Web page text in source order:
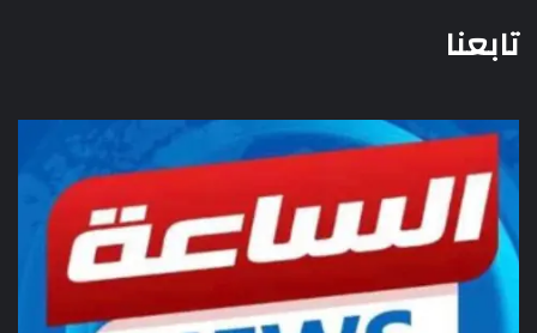
تابعنا